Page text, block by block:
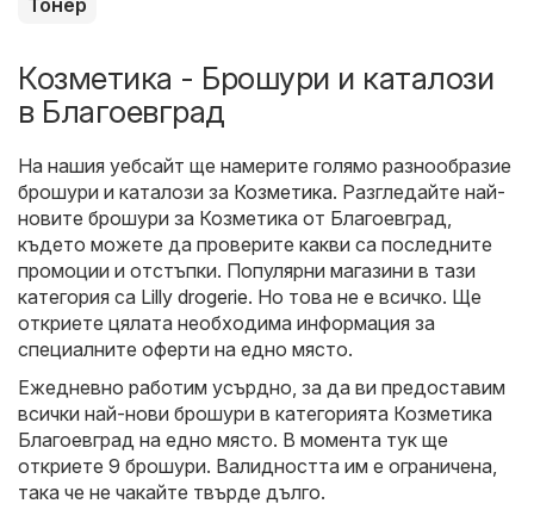
Козметика - Брошури и каталози
в Благоевград
На нашия уебсайт ще намерите голямо разнообразие
брошури и каталози за Козметика. Разгледайте най-
новите брошури за Козметика от Благоевград,
където можете да проверите какви са последните
промоции и отстъпки. Популярни магазини в тази
категория са Lilly drogerie. Но това не е всичко. Ще
откриете цялата необходима информация за
специалните оферти на едно място.
Ежедневно работим усърдно, за да ви предоставим
всички най-нови брошури в категорията Козметика
Благоевград на едно място. В момента тук ще
откриете 9 брошури. Валидността им е ограничена,
така че не чакайте твърде дълго.